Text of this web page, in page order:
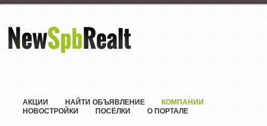
АКЦИИ НАЙТИ ОБЪЯВЛЕНИЕ
КОМПАНИИ
НОВОСТРОЙКИ
ПОСЁЛКИ О ПОРТАЛЕ